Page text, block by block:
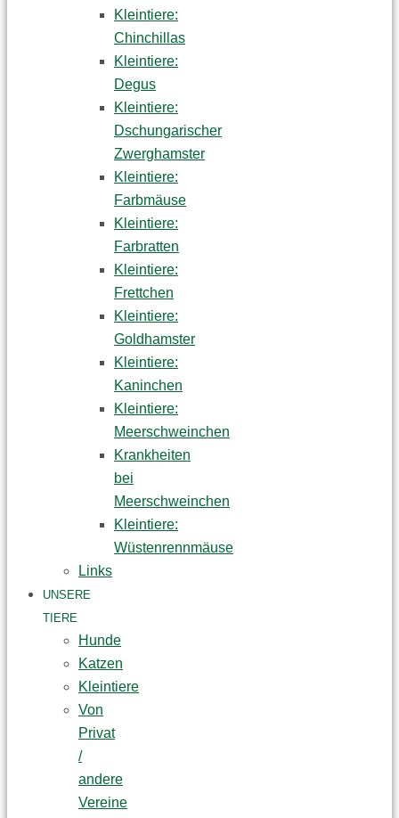
Kleintiere:
Chinchillas
Kleintiere:
Degus
Kleintiere:
Dschungarischer
Zwerghamster
Kleintiere:
Farbmäuse
Kleintiere:
Farbratten
Kleintiere:
Frettchen
Kleintiere:
Goldhamster
Kleintiere:
Kaninchen
Kleintiere:
Meerschweinchen
Krankheiten
bei
Meerschweinchen
Kleintiere:
Wüstenrennmäuse
Links
UNSERE
TIERE
Hunde
Katzen
Kleintiere
Von
Privat
/
andere
Vereine